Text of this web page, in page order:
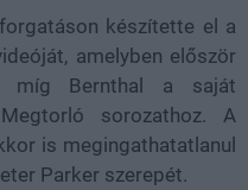
készítette el a
amelyben először
míg Bernthal a saját
sorozathoz. A
is megingathatatlanul
Parker szerepét.